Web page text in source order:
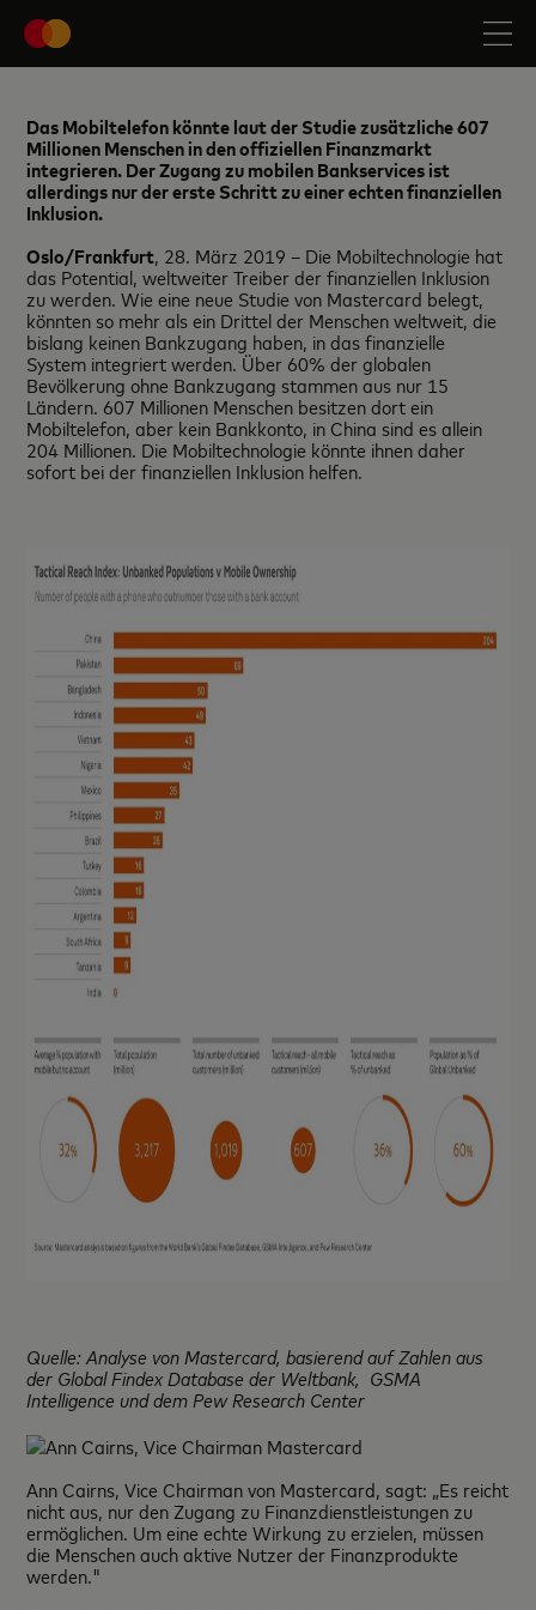
Das Mobiltelefon könnte laut der Studie zusätzliche 607
Millionen Menschen in den offiziellen Finanzmarkt
integrieren. Der Zugang zu mobilen Bankservices ist
allerdings nur der erste Schritt zu einer echten finanziellen
Inklusion.
Oslo/Frankfurt, 28. März 2019 – Die Mobiltechnologie hat
das Potential, weltweiter Treiber der finanziellen Inklusion
zu werden. Wie eine neue Studie von Mastercard belegt,
könnten so mehr als ein Drittel der Menschen weltweit, die
bislang keinen Bankzugang haben, in das finanzielle
System integriert werden. Über 60% der globalen
Bevölkerung ohne Bankzugang stammen aus nur 15
Ländern. 607 Millionen Menschen besitzen dort ein
Mobiltelefon, aber kein Bankkonto, in China sind es allein
204 Millionen. Die Mobiltechnologie könnte ihnen daher
sofort bei der finanziellen Inklusion helfen.
Quelle: Analyse von Mastercard, basierend auf Zahlen aus
der Global Findex Database der Weltbank, GSMA
Intelligence und dem Pew Research Center
Ann Cairns, Vice Chairman von Mastercard, sagt: „Es reicht
nicht aus, nur den Zugang zu Finanzdienstleistungen zu
ermöglichen. Um eine echte Wirkung zu erzielen, müssen
die Menschen auch aktive Nutzer der Finanzprodukte
werden."